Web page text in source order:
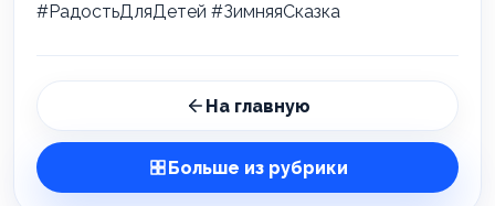
#РадостьДляДетей #ЗимняяСказка
На главную
Больше из рубрики